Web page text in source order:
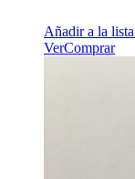
Añadir a la
VerComprar